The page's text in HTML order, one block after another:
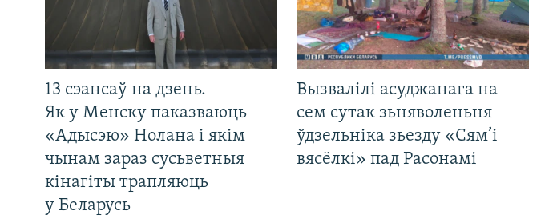
13 сэансаў на дзень.
Як у Менску паказваюць
«Адысэю» Нолана і якім
чынам зараз сусьветныя
кінагіты трапляюць
у Беларусь
Вызвалілі асуджанага на
сем сутак зьняволеньня
ўдзельніка зьезду «Сям’і
вясёлкі» пад Расонамі